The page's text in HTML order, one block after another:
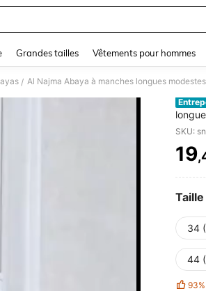
Grandes tailles Vêtements pour hommes
/
avec
SKU:
19
Taille
34
44
93%